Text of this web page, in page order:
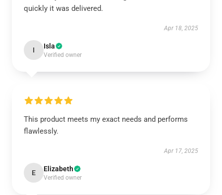
quickly it was delivered.
Apr 18, 2025
I Isla
Verified owner
This product meets my exact needs and performs
flawlessly.
Apr 17, 2025
E Elizabeth
Verified owner